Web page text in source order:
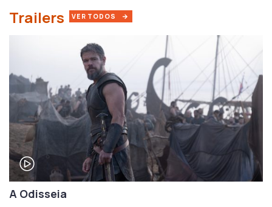
Trailers VER TODOS
A Odisseia